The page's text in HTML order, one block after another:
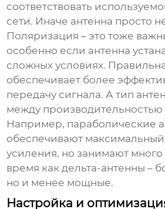
соответствовать
сети. Иначе антенна просто
Поляризация – это тоже
особенно если антенна
сложных условиях.
обеспечивает более
передачу сигнала. А тип
между
Например, параболические
обеспечивают
усиления, но занимают много
время как дельта-антенны –
но и менее мощные.
Настройка и